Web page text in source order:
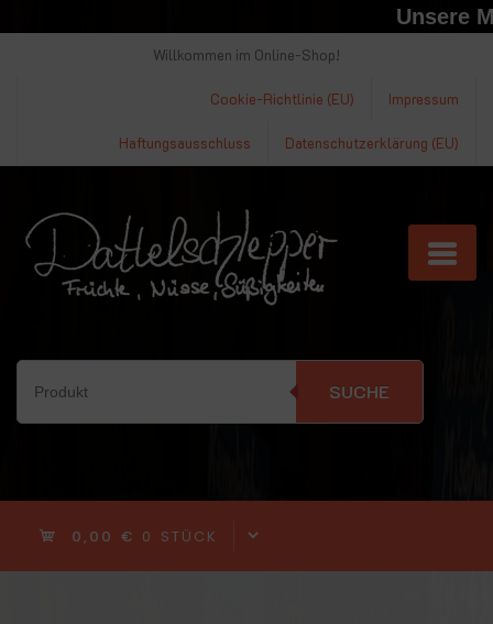
Unsere
Willkommen im Online-Shop!
Impressum
Cookie-Richtlinie (EU)
Datenschutzerklärung (EU)
Haftungsausschluss
SUCHE
0,00 € 0 STÜCK